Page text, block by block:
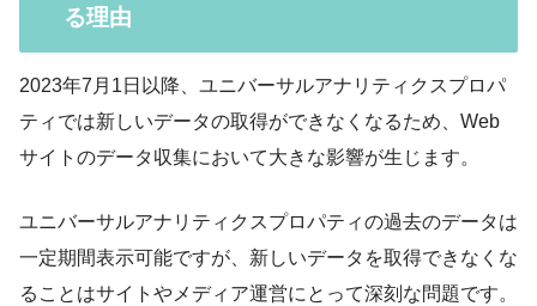
る理由
2023年7月1日以降、ユニバーサルアナリティクスプロパ
ティでは新しいデータの取得ができなくなるため、Web
サイトのデータ収集において大きな影響が生じます。
ユニバーサルアナリティクスプロパティの過去のデータは
一定期間表示可能ですが、新しいデータを取得できなくな
ることはサイトやメディア運営にとって深刻な問題です。